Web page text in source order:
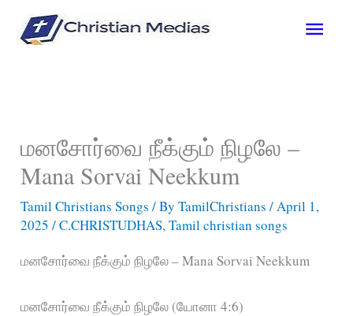
Main
மனசோர்வை நீக்கும் நிழலே –
Mana Sorvai Neekkum
Tamil Christians Songs / ByTamilChristians/ April 1,
2025/C.CHRISTUDHAS,Tamil christian songs
மனசோர்வை நீக்கும் நிழலே – Mana Sorvai Neekkum
மனசோர்வை நீக்கும் நிழலே (யோனா 4:6)